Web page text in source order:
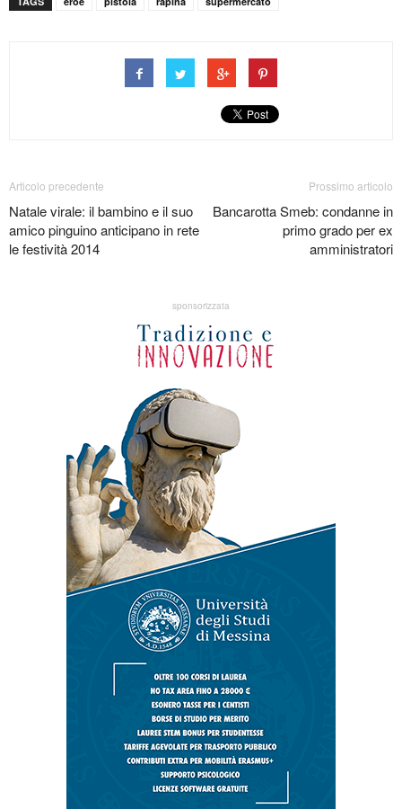
Articolo precedente
Natale virale: il bambino e il suo
amico pinguino anticipano in rete
le festività 2014
Prossimo articolo
Bancarotta Smeb: condanne in
primo grado per ex
amministratori
sponsorizzata